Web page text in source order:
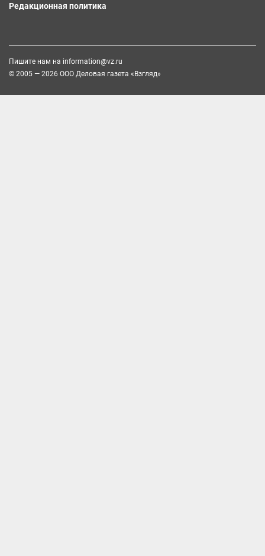
Редакционная политика
Пишите нам на information@vz.ru
© 2005 — 2026 ООО Деловая газета «Взгляд»